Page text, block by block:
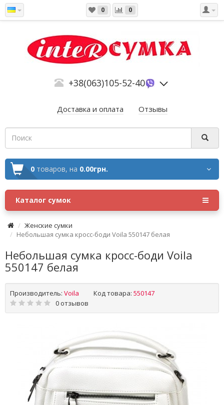
0 0
+38(063)105-52-40
Доставка и оплата Отзывы
0 товаров, на 0.00грн.
Каталог сумок
Женские сумки
Небольшая сумка кросс-боди Voila 550147 белая
Небольшая сумка кросс-боди Voila
550147 белая
Производитель: Voila Код товара: 550147
0 отзывов